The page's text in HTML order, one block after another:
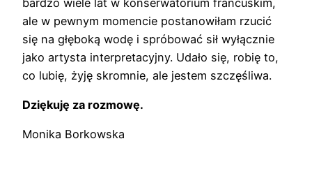
ale w pewnym momencie postanowiłam rzucić
się na głęboką wodę i spróbować sił wyłącznie
jako artysta interpretacyjny. Udało się, robię to,
co lubię, żyję skromnie, ale jestem szczęśliwa.
Dziękuję za rozmowę.
Monika Borkowska